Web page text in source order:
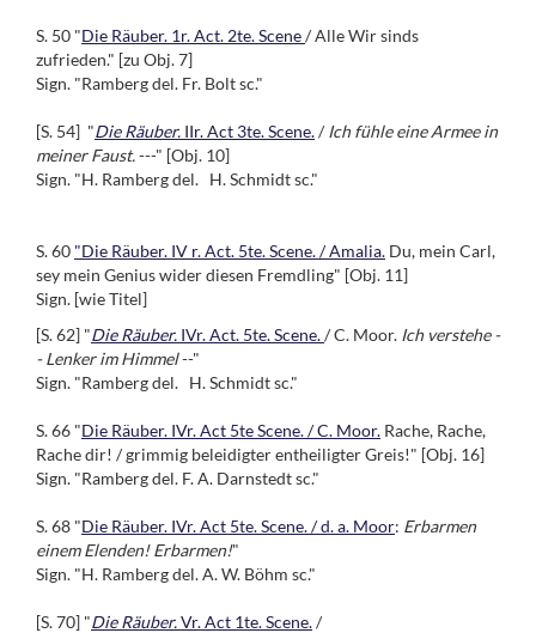
S. 50 "Die Räuber. 1r. Act. 2te. Scene/ Alle Wir sinds
zufrieden." [zu Obj. 7]
Sign. "Ramberg del. Fr. Bolt sc."
[S. 54] "Die Räuber. IIr. Act 3te. Scene./Ich fühle eine Armee in
meiner Faust.---" [Obj. 10]
Sign. "H. Ramberg del. H. Schmidt sc."
S. 60 "Die Räuber. IV r. Act. 5te. Scene. / Amalia. Du, mein Carl,
sey mein Genius wider diesen Fremdling" [Obj. 11]
Sign. [wie Titel]
[S. 62] "Die Räuber. IVr. Act. 5te. Scene./ C. Moor. Ich verstehe -
- Lenker im Himmel--"
Sign. "Ramberg del. H. Schmidt sc."
S. 66 "Die Räuber. IVr. Act 5te Scene. / C. Moor. Rache, Rache,
Rache dir! / grimmig beleidigter entheiligter Greis!" [Obj. 16]
Sign. "Ramberg del. F. A. Darnstedt sc."
S. 68 "Die Räuber. IVr. Act 5te. Scene. / d. a. Moor: Erbarmen
einem Elenden! Erbarmen!"
Sign. "H. Ramberg del. A. W. Böhm sc."
[S. 70] "Die Räuber.Vr. Act 1te. Scene./